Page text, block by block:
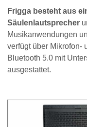
Frigga besteht aus
Säulenlautsprecher
Musikanwendungen
verfügt über Mikrofon-
Bluetooth 5.0 mit
ausgestattet.